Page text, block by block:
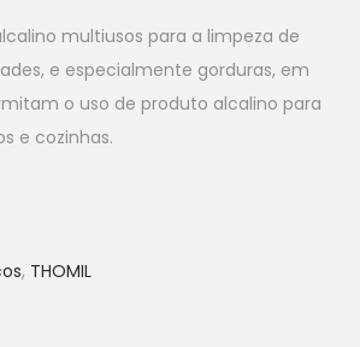
multiusos para a limpeza de
e especialmente gorduras, em
o uso de produto alcalino para
e cozinhas.
, THOMIL